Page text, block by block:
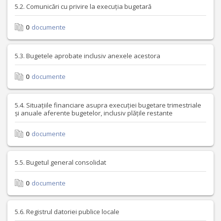
5.2. Comunicări cu privire la execuția bugetară
0 documente
5.3. Bugetele aprobate inclusiv anexele acestora
0 documente
5.4. Situațiile financiare asupra execuției bugetare trimestriale
și anuale aferente bugetelor, inclusiv plățile restante
0 documente
5.5. Bugetul general consolidat
0 documente
5.6. Registrul datoriei publice locale